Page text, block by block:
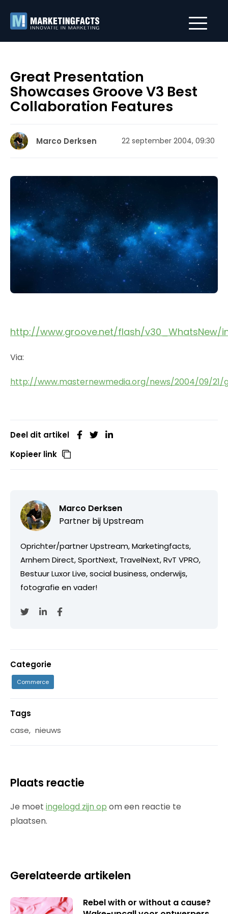
Great Presentation
Showcases Groove V3 Best
Collaboration Features
Marco Derksen 22 september 2004, 09:30
http://www.groove.net/flash/v30_WhatsNew/
Via:
http://www.masternewmedia.org/news/2004/09/
Deel dit artikel
Kopieer link
Marco Derksen
Partner bij Upstream
Oprichter/partner Upstream, Marketingfacts,
Arnhem Direct, SportNext, TravelNext, RvT VPRO,
Bestuur Luxor Live, social business, onderwijs,
fotografie en vader!
Categorie
Commerce
Tags
case, nieuws
Plaats reactie
Je moet ingelogd zijn op om een reactie te
plaatsen.
Gerelateerde artikelen
Rebel with or without a cause?